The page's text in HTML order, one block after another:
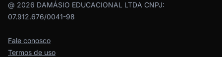
@ 2026 DAMÁSIO EDUCACIONAL LTDA CNPJ:
07.912.676/0041-98
Fale conosco
Termos de uso